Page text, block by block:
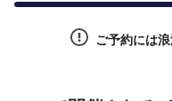
ご予約には